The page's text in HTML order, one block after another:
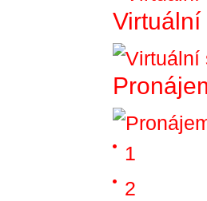
Virtuální
1
2